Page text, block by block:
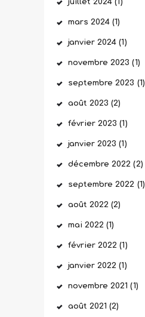
juillet2024 (1)
mars 2024 (1)
janvier2024 (1)
novembre2023 (1)
septembre2023 (1)
août 2023 (2)
février2023 (1)
janvier2023 (1)
décembre2022 (2)
septembre2022 (1)
août 2022 (2)
mai 2022 (1)
février2022 (1)
janvier2022 (1)
novembre2021 (1)
août 2021 (2)